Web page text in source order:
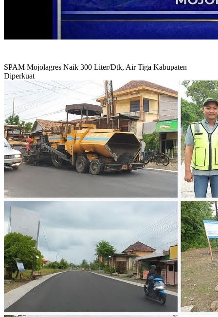
SPAM Mojolagres Naik 300 Liter/Dtk, Air Tiga Kabupaten
Diperkuat